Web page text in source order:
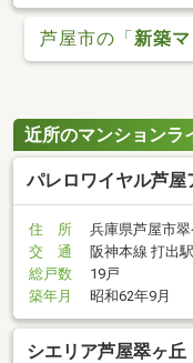
芦屋市の「 新築
近所のマンションラ
パレロワイヤル芦屋
住 所
兵庫県芦屋市
交 通
阪神本線 打出
総戸数
19戸
築年月
昭和62年9月
シエリア芦屋翠ヶ丘